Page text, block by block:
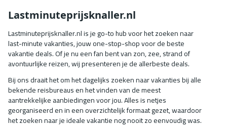
Lastminuteprijsknaller.nl
Lastminuteprijsknaller.nl is je go-to hub voor het zoeken naar
last-minute vakanties, jouw one-stop-shop voor de beste
vakantie deals. Of je nu een fan bent van zon, zee, strand of
avontuurlijke reizen, wij presenteren je de allerbeste deals.
Bij ons draait het om het dagelijks zoeken naar vakanties bij alle
bekende reisbureaus en het vinden van de meest
aantrekkelijke aanbiedingen voor jou. Alles is netjes
georganiseerd en in een overzichtelijk formaat gezet, waardoor
het zoeken naar je ideale vakantie nog nooit zo eenvoudig was.